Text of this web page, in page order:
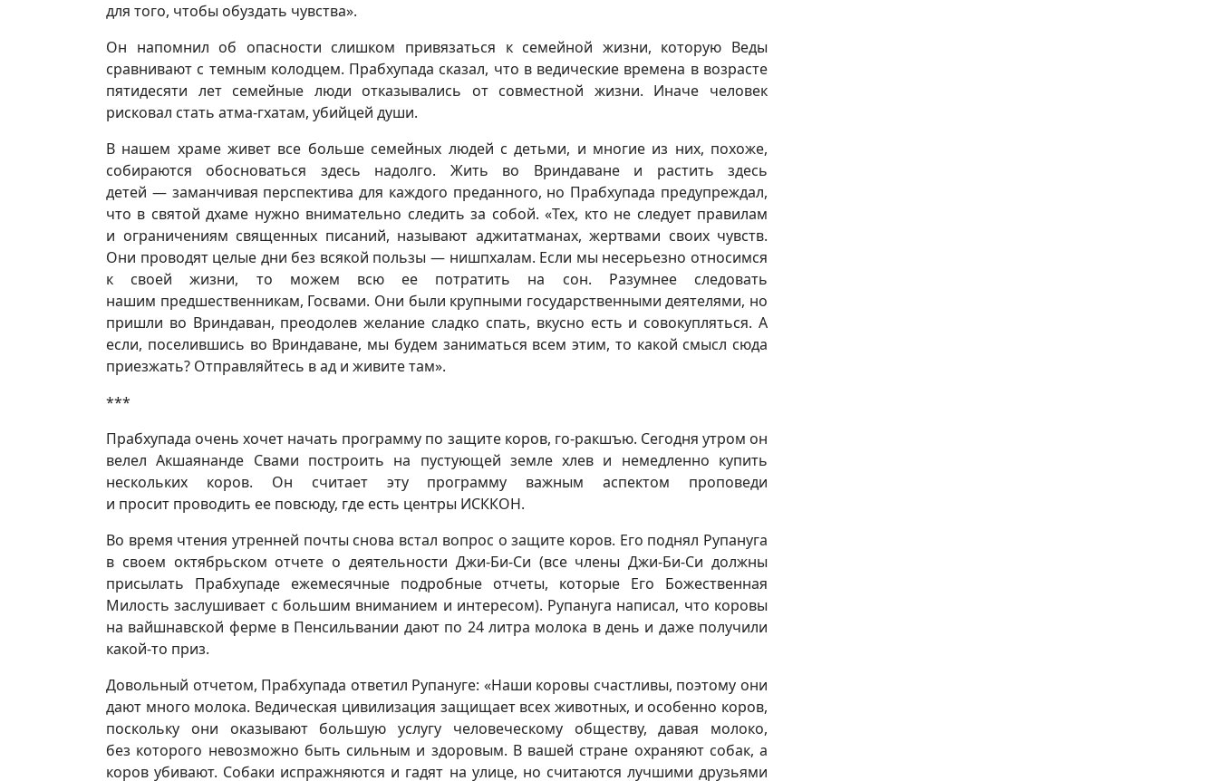
для того, чтобы обуздать чувства».
Он напомнил об опасности слишком привязаться к семейной жизни, которую Веды
сравнивают с темным колодцем. Прабхупада сказал, что в ведические времена в возрасте
пятидесяти лет семейные люди отказывались от совместной жизни. Иначе человек
рисковал стать атма-гхатам, убийцей души.
В нашем храме живет все больше семейных людей с детьми, и многие из них, похоже,
собираются обосноваться здесь надолго. Жить во Вриндаване и растить здесь
детей — заманчивая перспектива для каждого преданного, но Прабхупада предупреждал,
что в святой дхаме нужно внимательно следить за собой. «Тех, кто не следует правилам
и ограничениям священных писаний, называют аджитатманах, жертвами своих чувств.
Они проводят целые дни без всякой пользы — нишпхалам. Если мы несерьезно относимся
к своей жизни, то можем всю ее потратить на сон. Разумнее следовать
нашим предшественникам, Госвами. Они были крупными государственными деятелями, но
пришли во Вриндаван, преодолев желание сладко спать, вкусно есть и совокупляться. А
если, поселившись во Вриндаване, мы будем заниматься всем этим, то какой смысл сюда
приезжать? Отправляйтесь в ад и живите там».
***
Прабхупада очень хочет начать программу по защите коров, го-ракшъю. Сегодня утром он
велел Акшаянанде Свами построить на пустующей земле хлев и немедленно купить
нескольких коров. Он считает эту программу важным аспектом проповеди
и просит проводить ее повсюду, где есть центры ИСККОН.
Во время чтения утренней почты снова встал вопрос о защите коров. Его поднял Рупануга
в своем октябрьском отчете о деятельности Джи-Би-Си (все члены Джи-Би-Си должны
присылать Прабхупаде ежемесячные подробные отчеты, которые Его Божественная
Милость заслушивает с большим вниманием и интересом). Рупануга написал, что коровы
на вайшнавской ферме в Пенсильвании дают по 24 литра молока в день и даже получили
какой-то приз.
Довольный отчетом, Прабхупада ответил Рупануге: «Наши коровы счастливы, поэтому они
дают много молока. Ведическая цивилизация защищает всех животных, и особенно коров,
поскольку они оказывают большую услугу человеческому обществу, давая молоко,
без которого невозможно быть сильным и здоровым. В вашей стране охраняют собак, а
коров убивают. Собаки испражняются и гадят на улице, но считаются лучшими друзьями